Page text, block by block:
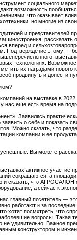
социального
возможность
что оказывает
но многие из
и представителей
вперед и
Подтверждение этому —
технологиях.
их наградами
продвинуть и донести
на выставке в 2022
еще есть время на
Заявились
о себе и
Можно сказать, что
компании и ее
Вы можете
активное участие
сокращаются, а
и сказать, что АГРОСАЛОН
а сейчас к
главный посетитель —
работают и за
хотят посмотреть, что
вопросы. Такая
удивительно. Важное
конструктором и